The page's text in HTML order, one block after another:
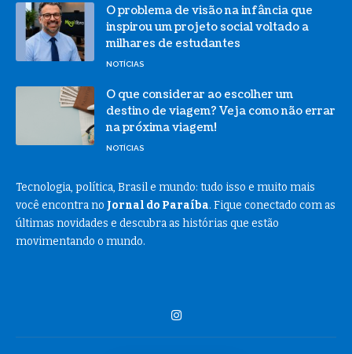
O problema de visão na infância que
inspirou um projeto social voltado a
milhares de estudantes
NOTÍCIAS
O que considerar ao escolher um
destino de viagem? Veja como não errar
na próxima viagem!
NOTÍCIAS
Tecnologia, política, Brasil e mundo: tudo isso e muito mais
você encontra no Jornal do Paraíba. Fique conectado com as
últimas novidades e descubra as histórias que estão
movimentando o mundo.